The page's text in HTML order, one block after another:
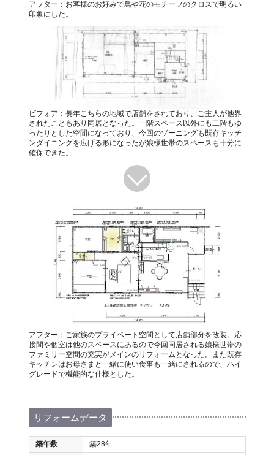
アフター：お客様のお好みで鳥や花のモチーフのクロスで明るい
印象にした。
ビフォア：長年こちらの地域で店舗をされており、ご主人が他界
されたこともあり同居となった。一階スペース以外にも二階もゆ
ったりとした空間になっており、今回のゾーニングも既存キッチ
ンダイニングを広げる形になったが娘様世帯のスペースも十分に
確保できた。
アフター：ご家族のプライベート空間として店舗部分を改装。応
接間や個室は他のスペースにあるので今回同居される娘様世帯の
ファミリー空間の充実がメインのリフォームとなった。また既存
キッチンはお母さまと一緒に使い食事も一緒にされるので、ハイ
グレードで機能的な仕様とした。
リフォームデータ
築年数
築28年